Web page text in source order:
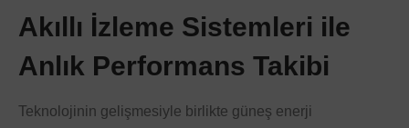
Akıllı İzleme Sistemleri ile
Anlık Performans Takibi
Teknolojinin gelişmesiyle birlikte güneş enerji